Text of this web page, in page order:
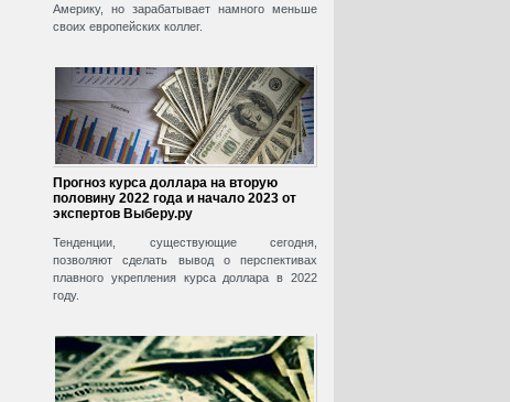
Америку, но зарабатывает намного меньше
своих европейских коллег.
Прогноз курса доллара на вторую
половину 2022 года и начало 2023 от
экспертов Выберу.ру
Тенденции, существующие сегодня,
позволяют сделать вывод о перспективах
плавного укрепления курса доллара в 2022
году.